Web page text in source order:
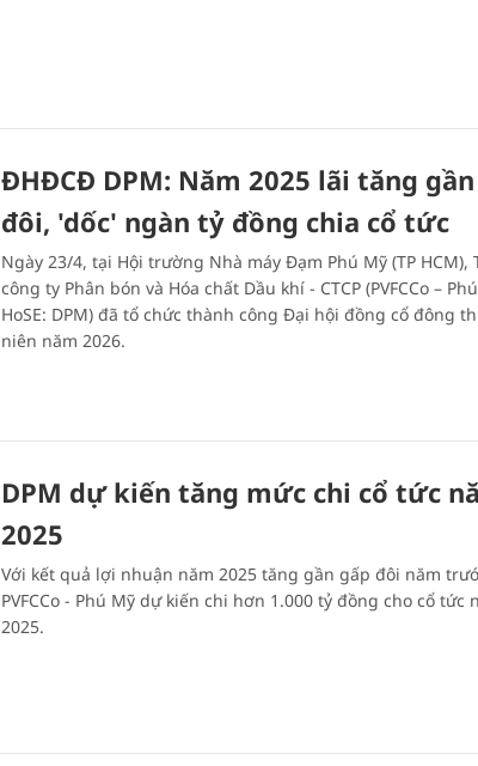
ĐHĐCĐ DPM: Năm 2025 lãi tăng
đôi, 'dốc' ngàn tỷ đồng chia cổ tức
Ngày 23/4, tại Hội trường Nhà máy Đạm Phú Mỹ (TP HCM),
công ty Phân bón và Hóa chất Dầu khí - CTCP (PVFCCo –
HoSE: DPM) đã tổ chức thành công Đại hội đồng cổ đông
niên năm 2026.
DPM dự kiến tăng mức chi cổ tức
2025
Với kết quả lợi nhuận năm 2025 tăng gần gấp đôi năm
PVFCCo - Phú Mỹ dự kiến chi hơn 1.000 tỷ đồng cho cổ tức
2025.